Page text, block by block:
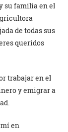
su familia en el
de todas sus
queridos
trabajar en el
y emigrar a
en